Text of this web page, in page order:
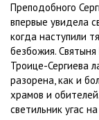
Преподобного
впервые увидела
когда наступили
безбожия. Святыня
Троице-Сергиева
разорена, как и
храмов и
светильник угас